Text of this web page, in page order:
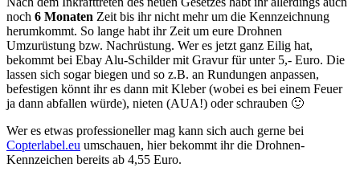
noch 6 Monaten Zeit bis ihr nicht mehr um die Kennzeichnung
herumkommt. So lange habt ihr Zeit um eure Drohnen
Umzurüstung bzw. Nachrüstung. Wer es jetzt ganz Eilig hat,
bekommt bei Ebay Alu-Schilder mit Gravur für unter 5,- Euro. Die
lassen sich sogar biegen und so z.B. an Rundungen anpassen,
befestigen könnt ihr es dann mit Kleber (wobei es bei einem Feuer
ja dann abfallen würde), nieten (AUA!) oder schrauben 🙂
Wer es etwas professioneller mag kann sich auch gerne bei
Copterlabel.eu umschauen, hier bekommt ihr die Drohnen-
Kennzeichen bereits ab 4,55 Euro.